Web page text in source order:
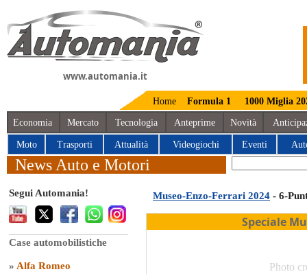
www.automania.it
Home Formula 1 1000 Miglia
Economia Mercato Tecnologia Anteprime Novità
Moto Trasporti Attualità Videogiochi Eventi
News Auto e Motori
Segui Automania!
Case automobilistiche
» Alfa Romeo
Museo-Enzo-Ferrari 2024 - 6-
Speciale
Photo